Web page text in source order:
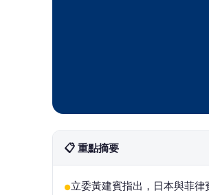
📋 重點摘要
●立委黃建賓指出，日本與菲律